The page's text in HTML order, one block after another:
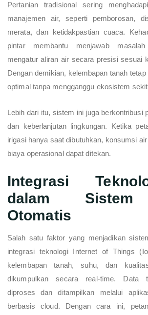
Pertanian tradisional sering
manajemen air, seperti pemborosan,
merata, dan ketidakpastian cuaca.
pintar membantu menjawab
mengatur aliran air secara presisi sesuai
Dengan demikian, kelembapan tanah
optimal tanpa mengganggu ekosistem
Lebih dari itu, sistem ini juga berkontribusi
dan keberlanjutan lingkungan. Ketika
irigasi hanya saat dibutuhkan, konsumsi
biaya operasional dapat ditekan.
Integrasi
dalam
Otomatis
Salah satu faktor yang menjadikan
integrasi teknologi Internet of Things
kelembapan tanah, suhu, dan
dikumpulkan secara real-time. Data
diproses dan ditampilkan melalui
berbasis cloud. Dengan cara ini,